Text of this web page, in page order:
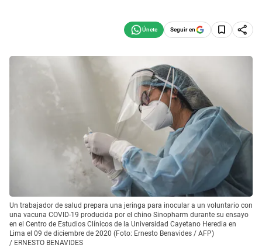
Seguir en
Un trabajador de salud prepara una jeringa para inocular a un voluntario con
una vacuna COVID-19 producida por el chino Sinopharm durante su ensayo
en el Centro de Estudios Clínicos de la Universidad Cayetano Heredia en
Lima el 09 de diciembre de 2020 (Foto: Ernesto Benavides / AFP)
/ ERNESTO BENAVIDES